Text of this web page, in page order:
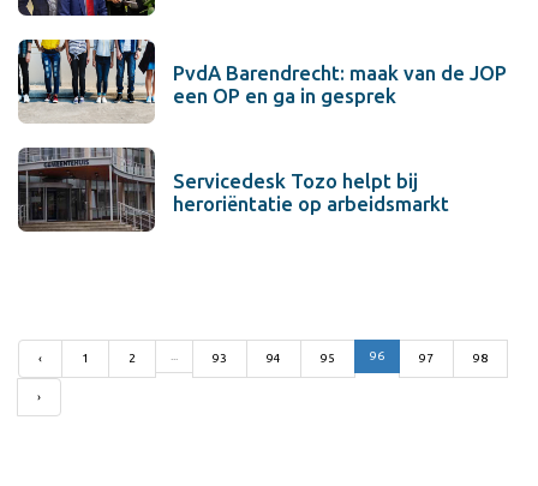
PvdA Barendrecht: maak van de JOP
een OP en ga in gesprek
Servicedesk Tozo helpt bij
heroriëntatie op arbeidsmarkt
‹ 1 2 ... 93 94 95 96 97 98
›